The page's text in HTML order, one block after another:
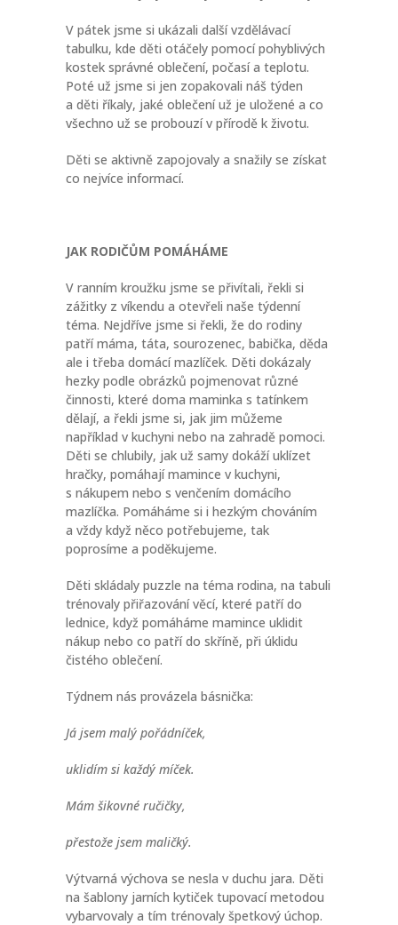
V pátek jsme si ukázali další vzdělávací
tabulku, kde děti otáčely pomocí pohyblivých
kostek správné oblečení, počasí a teplotu.
Poté už jsme si jen zopakovali náš týden
a děti říkaly, jaké oblečení už je uložené a co
všechno už se probouzí v přírodě k životu.
Děti se aktivně zapojovaly a snažily se získat
co nejvíce informací.
JAK RODIČŮM POMÁHÁME
V ranním kroužku jsme se přivítali, řekli si
zážitky z víkendu a otevřeli naše týdenní
téma. Nejdříve jsme si řekli, že do rodiny
patří máma, táta, sourozenec, babička, děda
ale i třeba domácí mazlíček. Děti dokázaly
hezky podle obrázků pojmenovat různé
činnosti, které doma maminka s tatínkem
dělají, a řekli jsme si, jak jim můžeme
například v kuchyni nebo na zahradě pomoci.
Děti se chlubily, jak už samy dokáží uklízet
hračky, pomáhají mamince v kuchyni,
s nákupem nebo s venčením domácího
mazlíčka. Pomáháme si i hezkým chováním
a vždy když něco potřebujeme, tak
poprosíme a poděkujeme.
Děti skládaly puzzle na téma rodina, na tabuli
trénovaly přiřazování věcí, které patří do
lednice, když pomáháme mamince uklidit
nákup nebo co patří do skříně, při úklidu
čistého oblečení.
Týdnem nás provázela básnička:
Já jsem malý pořádníček,
uklidím si každý míček.
Mám šikovné ručičky,
přestože jsem maličký.
Výtvarná výchova se nesla v duchu jara. Děti
na šablony jarních kytiček tupovací metodou
vybarvovaly a tím trénovaly špetkový úchop.